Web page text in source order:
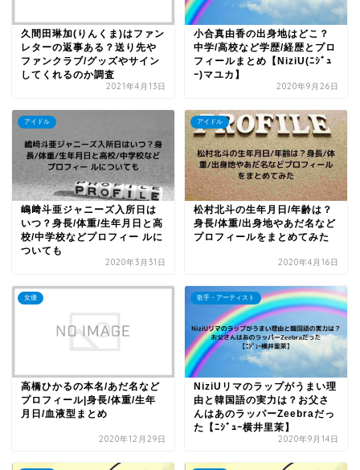
久間田琳加(りんくま)はファン
レターの返事ある？送り先や
ファンクラブ/グッズやサイン
してくれるのか調査
2021年4月13日
小合真由香の出身地はどこ？
中学/高校など学歴/経歴とプロ
フィールまとめ【NiziU(ﾆｼﾞｭ
ｰ)マユカ】
2020年9月26日
アイドル
嶋﨑斗亜ジャニーズ入所日は
いつ？身長/体重/生年月日と高
校/中学校などプロフィー ルに
ついても
2020年3月31日
アイドル
松村北斗の生年月日/年齢は？
身長/体重/出身地やあだ名など
プロフィールをまとめてみた
2020年4月16日
女優
高橋ひかるの本名/あだ名など
プロフィール|身長/体重/生年
月日/血液型まとめ
2020年12月29日
歌手・アーティスト
NiziUリマのラップがうまい理
由と韓国語の実力は？お父さ
んはあのラッパーZeebraだっ
た【ﾆｼﾞｭｰ横井里茉】
2020年9月14日